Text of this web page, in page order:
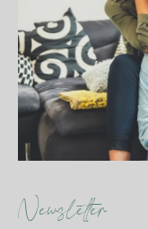
Newsletter